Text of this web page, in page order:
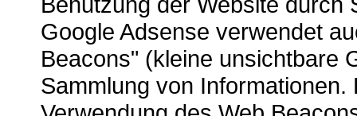
Google Adsense verwendet
Beacons" (kleine unsichtbare
Sammlung von Informationen.